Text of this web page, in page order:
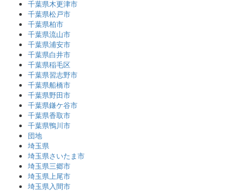
千葉県木更津市
千葉県松戸市
千葉県柏市
千葉県流山市
千葉県浦安市
千葉県白井市
千葉県稲毛区
千葉県習志野市
千葉県船橋市
千葉県野田市
千葉県鎌ケ谷市
千葉県香取市
千葉県鴨川市
団地
埼玉県
埼玉県さいたま市
埼玉県三郷市
埼玉県上尾市
埼玉県入間市